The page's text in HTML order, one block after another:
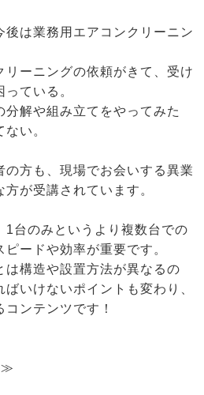
後は業務用エアコンクリーニン
リーニングの依頼がきて、受け
ている。
解や組み立てをやってみた
い。
の方も、現場でお会いする異業
が受講されています。
1台のみというより複数台での
ードや効率が重要です。
は構造や設置方法が異なるの
いけないポイントも変わり、
ンテンツです！
≫